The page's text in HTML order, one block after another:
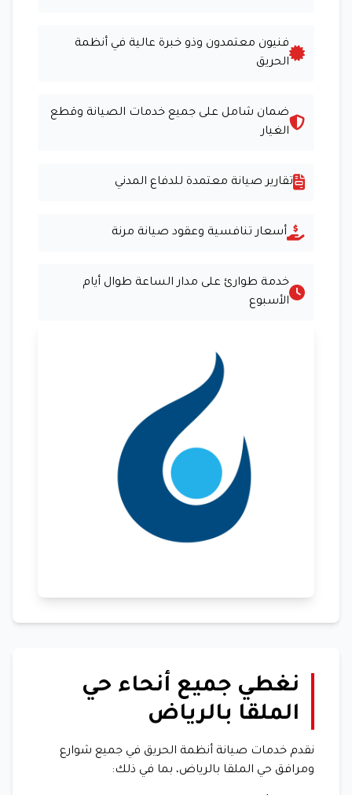
فنيون معتمدون وذو خبرة عالية في أنظمة
الحريق
ضمان شامل على جميع خدمات الصيانة وقطع
الغيار
تقارير صيانة معتمدة للدفاع المدني
أسعار تنافسية وعقود صيانة مرنة
خدمة طوارئ على مدار الساعة طوال أيام
الأسبوع
نغطي جميع أنحاء حي
الملقا بالرياض
نقدم خدمات صيانة أنظمة الحريق في جميع شوارع
ومرافق حي الملقا بالرياض، بما في ذلك: